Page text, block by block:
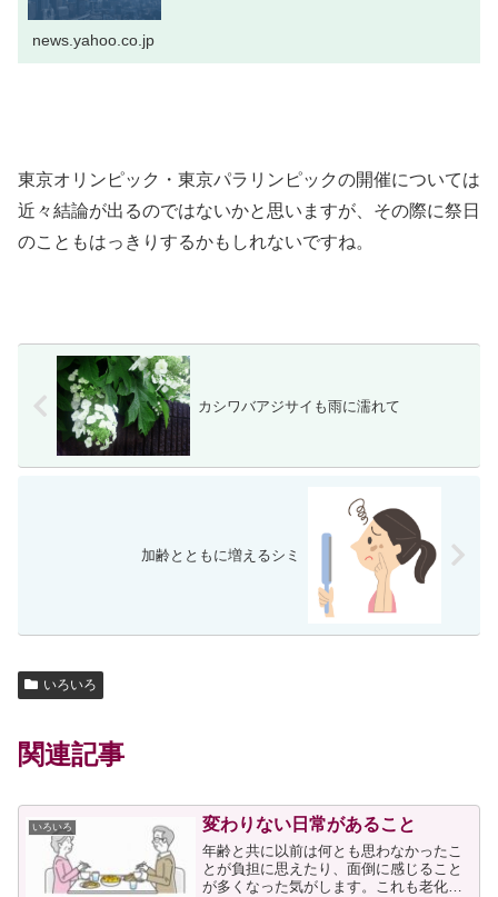
news.yahoo.co.jp
東京オリンピック・東京パラリンピックの開催については
近々結論が出るのではないかと思いますが、その際に祭日
のこともはっきりするかもしれないですね。
カシワバアジサイも雨に濡れて
加齢とともに増えるシミ
いろいろ
関連記事
いろいろ 変わりない日常があること
年齢と共に以前は何とも思わなかったこ
とが負担に思えたり、面倒に感じること
が多くなった気がします。これも老化現